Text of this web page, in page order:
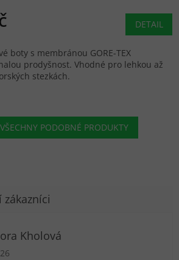
DETAIL
boty s membránou GORE-TEX
prodyšnost. Vhodné pro lehkou až
stezkách.
PODOBNÉ PRODUKTY
Kholová
obchodu je 5 z 5 hvězdiček.